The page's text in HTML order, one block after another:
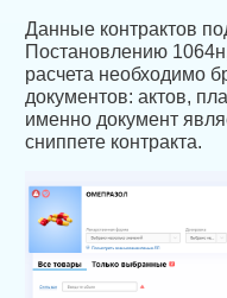
Данные контрактов
Постановлению
расчета необходимо
документов: актов,
именно документ
сниппете контракта.